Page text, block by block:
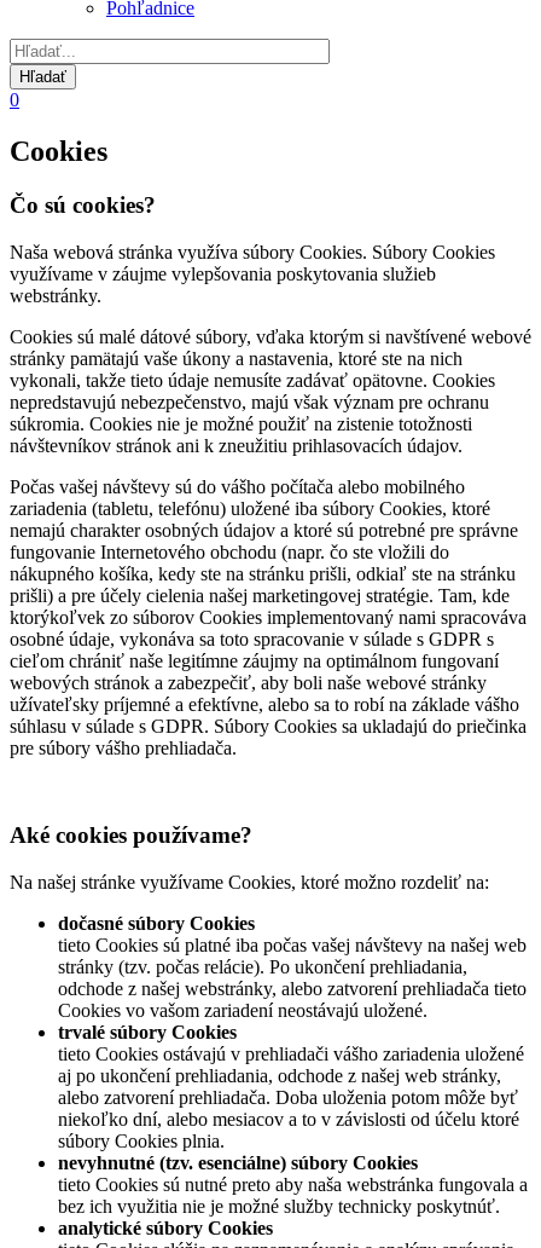
Pohľadnice
0
Cookies
Čo sú cookies?
Naša webová stránka využíva súbory Cookies. Súbory Cookies
využívame v záujme vylepšovania poskytovania služieb
webstránky.
Cookies sú malé dátové súbory, vďaka ktorým si navštívené webové
stránky pamätajú vaše úkony a nastavenia, ktoré ste na nich
vykonali, takže tieto údaje nemusíte zadávať opätovne. Cookies
nepredstavujú nebezpečenstvo, majú však význam pre ochranu
súkromia. Cookies nie je možné použiť na zistenie totožnosti
návštevníkov stránok ani k zneužitiu prihlasovacích údajov.
Počas vašej návštevy sú do vášho počítača alebo mobilného
zariadenia (tabletu, telefónu) uložené iba súbory Cookies, ktoré
nemajú charakter osobných údajov a ktoré sú potrebné pre správne
fungovanie Internetového obchodu (napr. čo ste vložili do
nákupného košíka, kedy ste na stránku prišli, odkiaľ ste na stránku
prišli) a pre účely cielenia našej marketingovej stratégie. Tam, kde
ktorýkoľvek zo súborov Cookies implementovaný nami spracováva
osobné údaje, vykonáva sa toto spracovanie v súlade s GDPR s
cieľom chrániť naše legitímne záujmy na optimálnom fungovaní
webových stránok a zabezpečiť, aby boli naše webové stránky
užívateľsky príjemné a efektívne, alebo sa to robí na základe vášho
súhlasu v súlade s GDPR. Súbory Cookies sa ukladajú do priečinka
pre súbory vášho prehliadača.
Aké cookies používame?
Na našej stránke využívame Cookies, ktoré možno rozdeliť na:
dočasné súbory Cookies
tieto Cookies sú platné iba počas vašej návštevy na našej web
stránky (tzv. počas relácie). Po ukončení prehliadania,
odchode z našej webstránky, alebo zatvorení prehliadača tieto
Cookies vo vašom zariadení neostávajú uložené.
trvalé súbory Cookies
tieto Cookies ostávajú v prehliadači vášho zariadenia uložené
aj po ukončení prehliadania, odchode z našej web stránky,
alebo zatvorení prehliadača. Doba uloženia potom môže byť
niekoľko dní, alebo mesiacov a to v závislosti od účelu ktoré
súbory Cookies plnia.
nevyhnutné (tzv. esenciálne) súbory Cookies
tieto Cookies sú nutné preto aby naša webstránka fungovala a
bez ich využitia nie je možné služby technicky poskytnúť.
analytické súbory Cookies